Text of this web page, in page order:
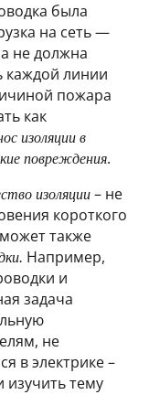
была
на сеть —
не должна
линии
пожара
как
изоляции в
повреждения.
изоляции – не
короткого
также
Например,
и
задача
не
в электрике –
изучить тему